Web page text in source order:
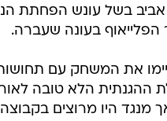
בשל עונש הפחתת
הפלייאוף בעונה שעברה.
את המשחק עם
ההגנתית הלא טובה
מנגד היו מרוצים